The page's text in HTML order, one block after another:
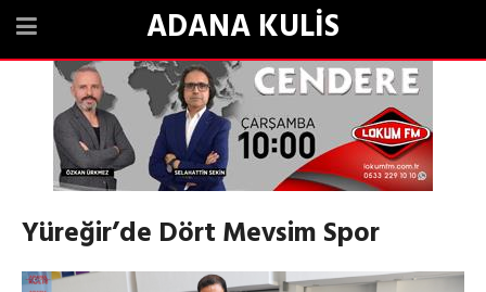
ADANA KULİS
Yüreğir’de Dört Mevsim Spor